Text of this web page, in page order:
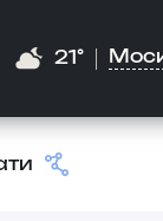
21°